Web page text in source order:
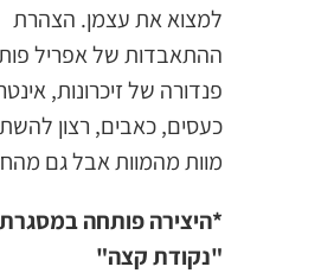
למצוא את עצמן. הצהרת
ההתאבדות של אפריל
פנדורה של זיכרונות,
כעסים, כאבים, רצון
מוות מהמוות אבל גם
*היצירה פותחה
"נקודת קצה"